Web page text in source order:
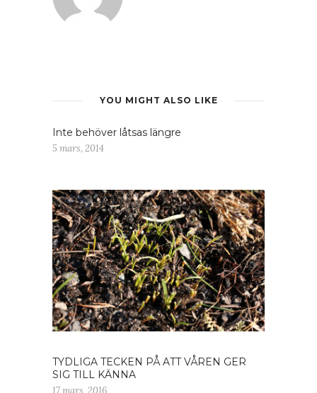
YOU MIGHT ALSO LIKE
Inte behöver låtsas längre
5 mars, 2014
TYDLIGA TECKEN PÅ ATT VÅREN GER
SIG TILL KÄNNA